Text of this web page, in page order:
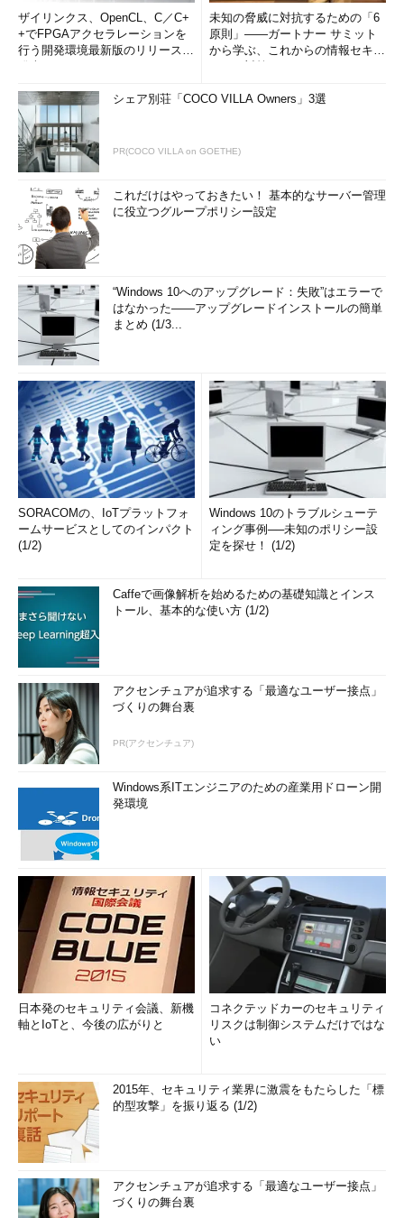
ザイリンクス、OpenCL、C／C+
+でFPGAアクセラレーションを
行う開発環境最新版のリリースを
未知の脅威に対抗するための「6
原則」――ガートナー サミット
から学ぶ、これからの情報セキュ
シェア別荘「COCO VILLA Owners」3選
PR(COCO VILLA on GOETHE)
これだけはやっておきたい！ 基本的なサーバー管理
に役立つグループポリシー設定
“Windows 10へのアップグレード：失敗”はエラーで
はなかった――アップグレードインストールの簡単
まとめ (1/3...
SORACOMの、IoTプラットフォ
ームサービスとしてのインパクト
(1/2)
Windows 10のトラブルシューテ
ィング事例──未知のポリシー設
定を探せ！ (1/2)
Caffeで画像解析を始めるための基礎知識とインス
トール、基本的な使い方 (1/2)
アクセンチュアが追求する「最適なユーザー接点」
づくりの舞台裏
PR(アクセンチュア)
Windows系ITエンジニアのための産業用ドローン開
発環境
日本発のセキュリティ会議、新機
軸とIoTと、今後の広がりと
コネクテッドカーのセキュリティ
リスクは制御システムだけではな
い
2015年、セキュリティ業界に激震をもたらした「標
的型攻撃」を振り返る (1/2)
アクセンチュアが追求する「最適なユーザー接点」
づくりの舞台裏